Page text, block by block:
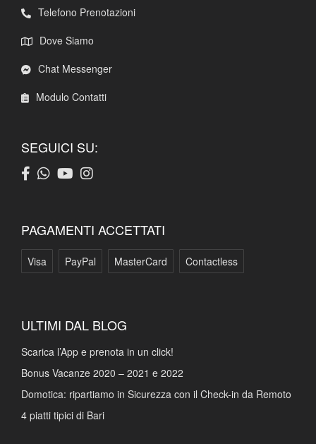
Telefono Prenotazioni
Dove Siamo
Chat Messenger
Modulo Contatti
SEGUICI SU:
PAGAMENTI ACCETTATI
Visa PayPal MasterCard Contactless
ULTIMI DAL BLOG
Scarica l’App e prenota in un click!
Bonus Vacanze 2020 – 2021 e 2022
Domotica: ripartiamo in Sicurezza con il Check-in da Remoto
4 piatti tipici di Bari